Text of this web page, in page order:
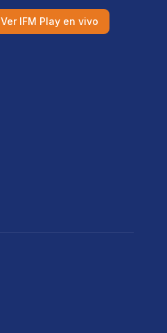
Ver IFM Play en vivo